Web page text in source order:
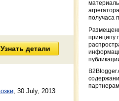
Узнать детали
, 30 July, 2013
получаса
принципу